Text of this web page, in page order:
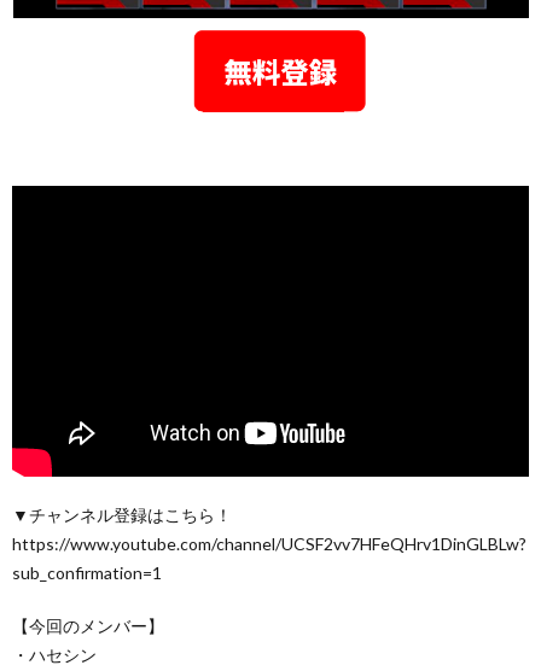
▼チャンネル登録はこちら！
https://www.youtube.com/channel/UCSF2vv7HFeQHrv1DinGLBLw?
sub_confirmation=1
【今回のメンバー】
・ハセシン